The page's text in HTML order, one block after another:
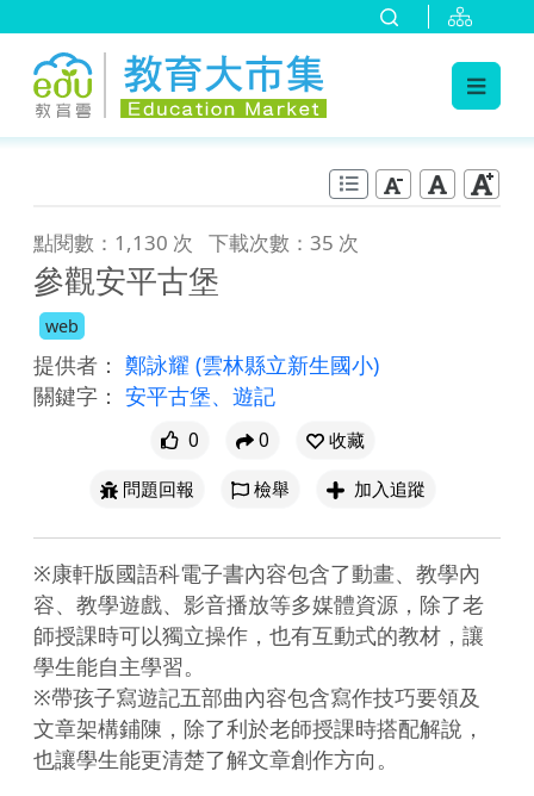
點閱數：1,130 次 下載次數：35 次
參觀安平古堡
web
提供者： 鄭詠耀 (雲林縣立新生國小)
關鍵字： 安平古堡、遊記
0 0
收藏
問題回報
檢舉 加入追蹤
※康軒版國語科電子書內容包含了動畫、教學內
容、教學遊戲、影音播放等多媒體資源，除了老
師授課時可以獨立操作，也有互動式的教材，讓
學生能自主學習。
※帶孩子寫遊記五部曲內容包含寫作技巧要領及
文章架構鋪陳，除了利於老師授課時搭配解說，
也讓學生能更清楚了解文章創作方向。